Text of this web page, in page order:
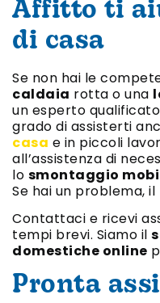
Affitto ti
di casa
Se non hai le
caldaia rotta o una
un esperto
grado di assisterti
casa e in piccoli
all’assistenza di
lo smontaggio
Se hai un problema,
Contattaci e ricevi
tempi brevi. Siamo il
domestiche online
Pronta